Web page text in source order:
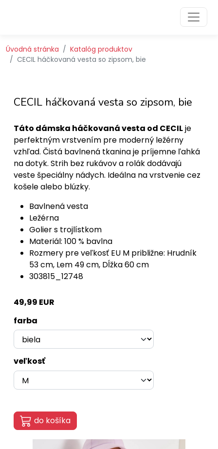
Úvodná stránka
Katalóg produktov
CECIL háčkovaná vesta so zipsom, bie
CECIL háčkovaná vesta so zipsom, bie
Táto dámska háčkovaná vesta od CECILje
perfektným vrstvením pre moderný ležérny
vzhľad. Čistá bavlnená tkanina je príjemne ľahká
na dotyk. Strih bez rukávov a rolák dodávajú
veste špeciálny nádych. Ideálna na vrstvenie cez
košele alebo blúzky.
Bavlnená vesta
Ležérna
Golier s trojlístkom
Materiál: 100 % bavlna
Rozmery pre veľkosť EU M približne: Hrudník
53 cm, Lem 49 cm, Dĺžka 60 cm
303815_12748
49,99 EUR
farba
veľkosť
do košíka